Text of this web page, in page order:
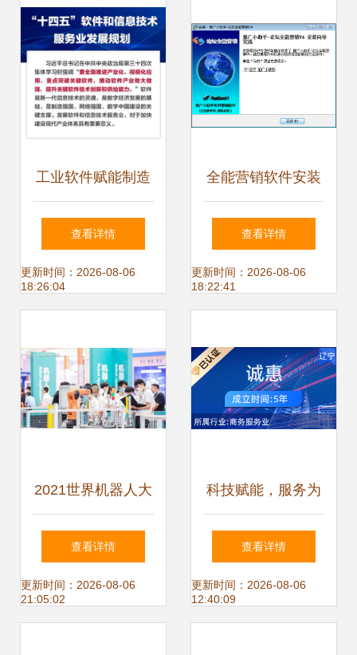
工业软件赋能制造
业数字化转型 技术
研发与技术推广服
查看详情
更新时间：2026-08-06
18:26:04
全能营销软件安装
教程与技术支持详
解
查看详情
更新时间：2026-08-06
18:22:41
2021世界机器人大
赛锦标赛盛大开幕
驱动机器人技术研
查看详情
更新时间：2026-08-06
21:05:02
科技赋能，服务为
本——抚顺诚惠网
络科技的研发与推
查看详情
更新时间：2026-08-06
12:40:09